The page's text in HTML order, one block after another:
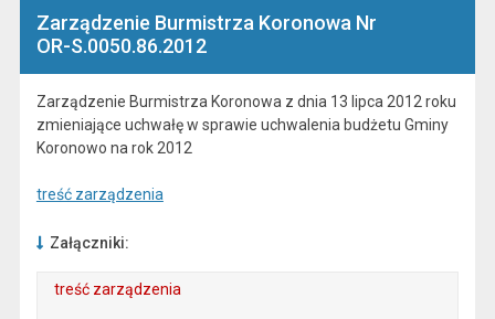
Zarządzenie Burmistrza Koronowa Nr
OR-S.0050.86.2012
Zarządzenie Burmistrza Koronowa z dnia 13 lipca 2012 roku
zmieniające uchwałę w sprawie uchwalenia budżetu Gminy
Koronowo na rok 2012
treść zarządzenia
Załączniki:
treść zarządzenia